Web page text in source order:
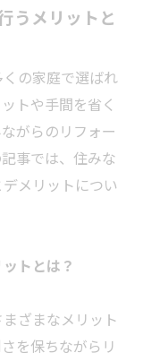
うメリットと
の家庭で選ばれ
トや手間を省く
がらのリフォー
事では、住みな
メリットについ
トとは？
ざまなメリット
を保ちながらリ